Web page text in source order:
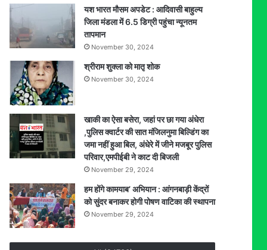
यश भारत मौसम अपडेट : आदिवासी बाहुल्य
जिला मंडला में 6.5 डिग्री पहुंचा न्यूनतम
तापमान
November 30, 2024
श्रीराम शुक्ला को मातृ शोक
November 30, 2024
खाकी का ऐसा बसेरा, जहां पर छा गया अंधेरा
,पुलिस क्वार्टर की सात मंजिलनुमा बिल्डिंग का
जमा नहीं हुआ बिल, अंधेरे में जीने मजबूर पुलिस
परिवार,एमपीईबी ने काट दी बिजली
November 29, 2024
हम होंगे कामयाब’ अभियान : आंगनबाड़ी केंद्रों
को सुंदर बनाकर होगी पोषण वाटिका की स्थापना
November 29, 2024